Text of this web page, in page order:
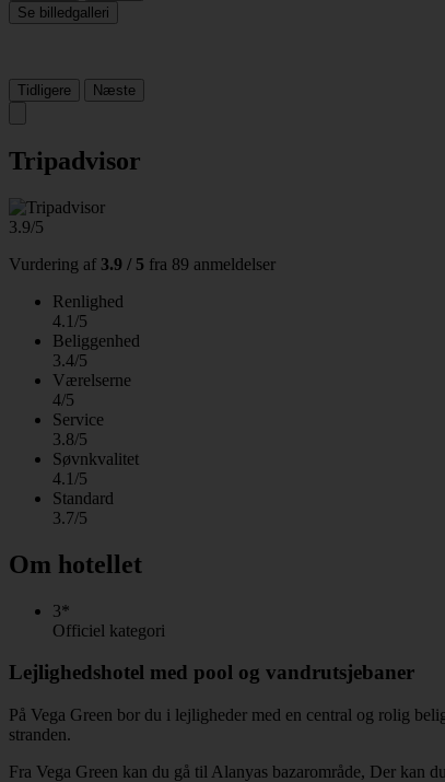
Se billedgalleri
Tidligere Næste
Tripadvisor
3.9/5
Vurdering af 3.9 / 5 fra 89 anmeldelser
Renlighed
4.1/5
Beliggenhed
3.4/5
Værelserne
4/5
Service
3.8/5
Søvnkvalitet
4.1/5
Standard
3.7/5
Om hotellet
3*
Officiel kategori
Lejlighedshotel med pool og vandrutsjebaner
På Vega Green bor du i lejligheder med en central og rolig
stranden.
Fra Vega Green kan du gå til Alanyas bazarområde, Der kan